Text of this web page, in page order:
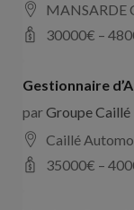
MANSARDE
30000€ –
Gestionnaire
parGroupe Caillé
Caillé
35000€ –